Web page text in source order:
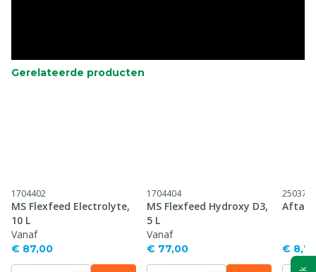
Gerelateerde producten
1704402
MS Flexfeed Electrolyte,
10 L
Vanaf
€ 87,00
1704404
MS Flexfeed Hydroxy D3,
5 L
Vanaf
€ 77,00
2503710
€